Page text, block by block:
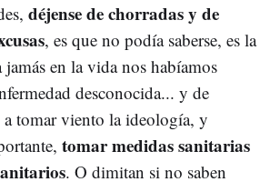
déjense de chorradas y de
, es que no podía saberse, es la
en la vida nos habíamos
desconocida... y de
tomar viento la ideología, y
tomar medidas sanitarias
. O dimitan si no saben